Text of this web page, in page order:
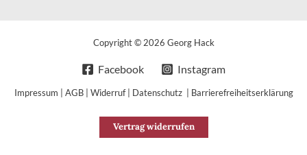
Copyright © 2026 Georg Hack
Facebook Instagram
Impressum AGB| Widerruf| Datenschutz Barrierefreiheitserklärung
Vertrag widerrufen